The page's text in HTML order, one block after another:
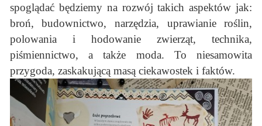
spoglądać będziemy na rozwój takich aspektów jak:
broń, budownictwo, narzędzia, uprawianie roślin,
polowania i hodowanie zwierząt, technika,
piśmiennictwo, a także moda. To niesamowita
przygoda, zaskakującą masą ciekawostek i faktów.